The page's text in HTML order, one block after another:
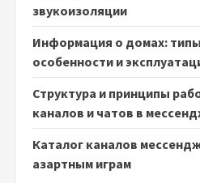
звукоизоляции
Информация о домах:
особенности и
Структура и принципы
каналов и чатов в
Каталог каналов
азартным играм